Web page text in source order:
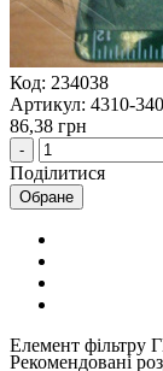
Код: 234038
Артикул: 4310-
86,38 грн
Поділитися
Обране
Елемент фільтру
Рекомендовані